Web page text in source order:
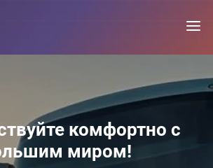
комфортно с
миром!